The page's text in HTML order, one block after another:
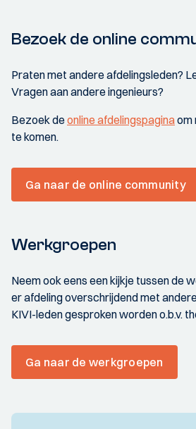
Bezoek de online
Praten met andere afdelingsleden?
Vragen aan andere ingenieurs?
Bezoek deonline afdelingspaginaom
te komen.
Ga naar de online community
Werkgroepen
Neem ook eens een kijkje tussen de
er afdeling overschrijdend met
KIVI-leden gesproken worden o.b.v.
Ga naar de werkgroepen